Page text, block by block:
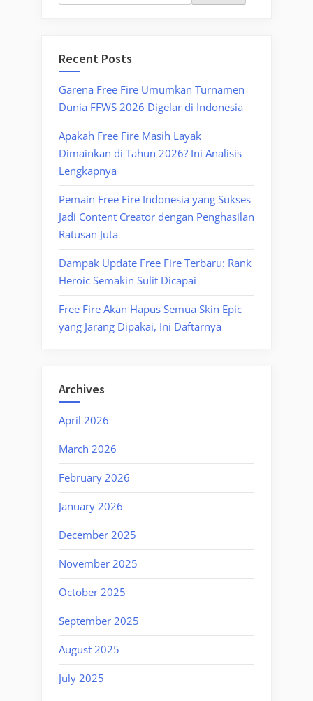
Recent Posts
Garena Free Fire Umumkan Turnamen
Dunia FFWS 2026 Digelar di Indonesia
Apakah Free Fire Masih Layak
Dimainkan di Tahun 2026? Ini Analisis
Lengkapnya
Pemain Free Fire Indonesia yang Sukses
Jadi Content Creator dengan Penghasilan
Ratusan Juta
Dampak Update Free Fire Terbaru: Rank
Heroic Semakin Sulit Dicapai
Free Fire Akan Hapus Semua Skin Epic
yang Jarang Dipakai, Ini Daftarnya
Archives
April 2026
March 2026
February 2026
January 2026
December 2025
November 2025
October 2025
September 2025
August 2025
July 2025